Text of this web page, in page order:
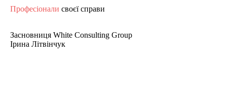
Професіонали своєї справи
Засновниця White Consulting Group
Ірина Літвінчук